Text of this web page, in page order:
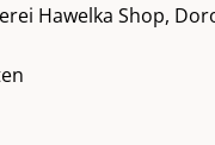
Hawelka Shop,